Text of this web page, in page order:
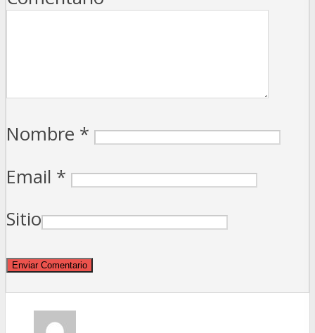
Nombre *
Email *
Sitio